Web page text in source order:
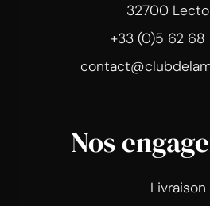
32700
+33 (0)5 62 68
Nos
Livraison